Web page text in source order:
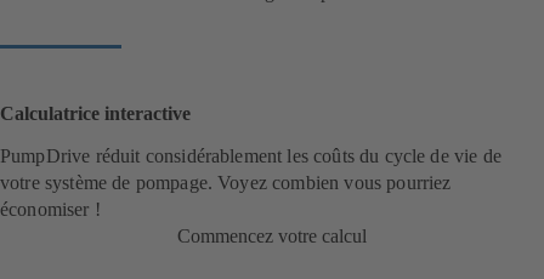
Calculatrice interactive
PumpDrive réduit considérablement les coûts du cycle de vie de
votre système de pompage. Voyez combien vous pourriez
économiser !
Commencez votre calcul